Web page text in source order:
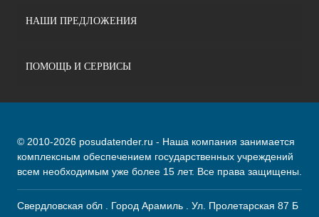
НАШИ ПРЕДЛОЖЕНИЯ
ПОМОЩЬ И СЕРВИСЫ
© 2010-2026 posudatender.ru - Наша компания занимается
комплексным обеспечением государственных учреждений
всем необходимым уже более 15 лет. Все права защищены.
Свердловская обл . Город Арамиль . Ул. Пролетарская 87 Б